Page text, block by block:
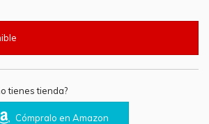
tienes tienda?
Cómpralo en Amazon